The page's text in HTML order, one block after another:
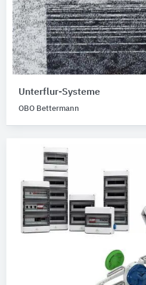
Unterflur-Systeme
OBO Bettermann